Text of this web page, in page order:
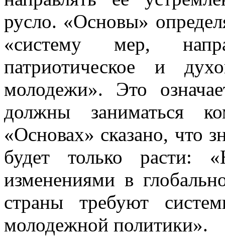
русло. «Основы»
«систему мер,
патриотическое и
молодежи». Это
должны заниматься
«Основах» сказано, что
будет только расти:
изменениями в
страны требуют
молодежной политики».